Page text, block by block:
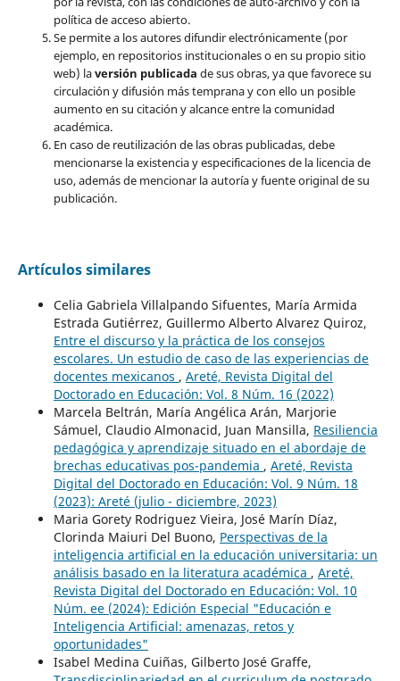
política de acceso abierto.
Se permite a los autores difundir electrónicamente (por
ejemplo, en repositorios institucionales o en su propio sitio
web) laversión publicada de sus obras, ya que favorece su
circulación y difusión más temprana y con ello un posible
aumento en su citación y alcance entre la comunidad
académica.
En caso de reutilización de las obras publicadas, debe
mencionarse la existencia y especificaciones de la licencia de
uso, además de mencionar la autoría y fuente original de su
publicación.
Artículos similares
Celia Gabriela Villalpando Sifuentes, María Armida
Estrada Gutiérrez, Guillermo Alberto Alvarez Quiroz,
Entre el discurso y la práctica de los consejos
escolares. Un estudio de caso de las experiencias de
docentes mexicanos , Areté, Revista Digital del
Doctorado en Educación: Vol. 8 Núm. 16 (2022)
Marcela Beltrán, María Angélica Arán, Marjorie
Sámuel, Claudio Almonacid, Juan Mansilla, Resiliencia
pedagógica y aprendizaje situado en el abordaje de
brechas educativas pos-pandemia , Areté, Revista
Digital del Doctorado en Educación: Vol. 9 Núm. 18
(2023): Areté (julio - diciembre, 2023)
Maria Gorety Rodriguez Vieira, José Marín Díaz,
Clorinda Maiuri Del Buono, Perspectivas de la
inteligencia artificial en la educación universitaria: un
análisis basado en la literatura académica , Areté,
Revista Digital del Doctorado en Educación: Vol. 10
Núm. ee (2024): Edición Especial "Educación e
Inteligencia Artificial: amenazas, retos y
oportunidades"
Isabel Medina Cuiñas, Gilberto José Graffe,